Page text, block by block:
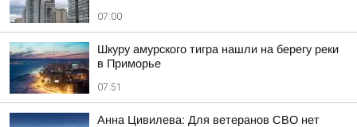
07:00
Шкуру амурского тигра нашли на берегу реки
в Приморье
07:51
Анна Цивилева: Для ветеранов СВО нет